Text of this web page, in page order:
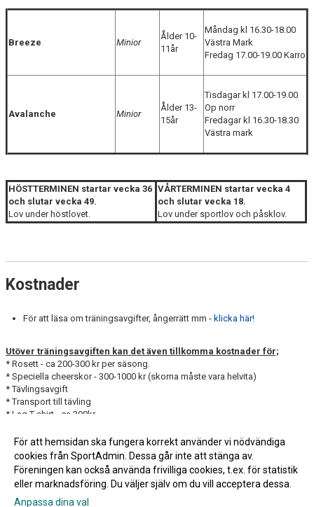
Breeze Minior
Ålder 10-
11år
Måndag kl 16.30-18.00
Västra Mark
Fredag 17.00-19.00 Karro
Avalanche Minior
Ålder 13-
15år
Tisdagar kl 17.00-19.00
Op norr
Fredagar kl 16.30-18.30
Västra mark
HÖSTTERMINEN startar vecka 36
och slutar vecka 49.
Lov under höstlovet.
VÅRTERMINEN startar vecka 4
och slutar vecka 18.
Lov under sportlov och påsklov.
Kostnader
För att läsa om träningsavgifter, ångerrätt mm - klicka här!
Utöver träningsavgiften kan det även tillkomma kostnader för;
* Rosett - ca 200-300 kr per säsong.
* Speciella cheerskor - 300-1000 kr (skorna måste vara helvita)
* Tävlingsavgift
* Transport till tävling
* Lag T-shirt - ca 300kr
* Föreningsdress och T-shirt - ca 500 kr (måste inte köpas in nytt varje
säsong)
För att hemsidan ska fungera korrekt använder vi nödvändiga
cookies från SportAdmin. Dessa går inte att stänga av.
Föreningen kan också använda frivilliga cookies, t.ex. för statistik
eller marknadsföring. Du väljer själv om du vill acceptera dessa.
Anpassa dina val